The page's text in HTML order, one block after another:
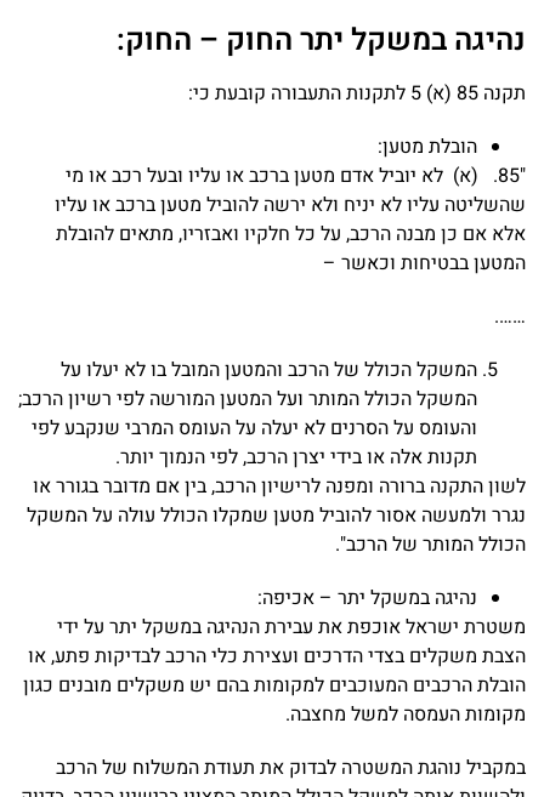
נהיגה במשקל יתר החוק – החוק:
תקנה 85 (א) 5 לתקנות התעבורה קובעת כי:
הובלת מטען:
"85. (א) לא יוביל אדם מטען ברכב או עליו ובעל רכב או מי
שהשליטה עליו לא יניח ולא ירשה להוביל מטען ברכב או עליו
אלא אם כן מבנה הרכב, על כל חלקיו ואבזריו, מתאים להובלת
המטען בבטיחות וכאשר –
…….
המשקל הכולל של הרכב והמטען המובל בו לא יעלו על
המשקל הכולל המותר ועל המטען המורשה לפי רשיון הרכב;
והעומס על הסרנים לא יעלה על העומס המרבי שנקבע לפי
תקנות אלה או בידי יצרן הרכב, לפי הנמוך יותר.
לשון התקנה ברורה ומפנה לרישיון הרכב, בין אם מדובר בגורר או
נגרר ולמעשה אסור להוביל מטען שמקלו הכולל עולה על המשקל
הכולל המותר של הרכב".
נהיגה במשקל יתר – אכיפה:
משטרת ישראל אוכפת את עבירת הנהיגה במשקל יתר על ידי
הצבת משקלים בצדי הדרכים ועצירת כלי הרכב לבדיקות פתע, או
הובלת הרכבים המעוכבים למקומות בהם יש משקלים מובנים כגון
מקומות העמסה למשל מחצבה.
במקביל נוהגת המשטרה לבדוק את תעודת המשלוח של הרכב